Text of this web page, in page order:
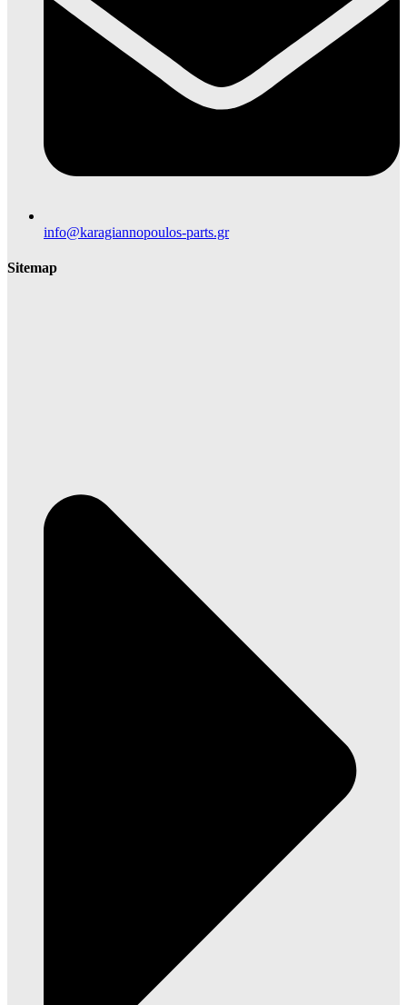
info@karagiannopoulos-parts.gr
Sitemap